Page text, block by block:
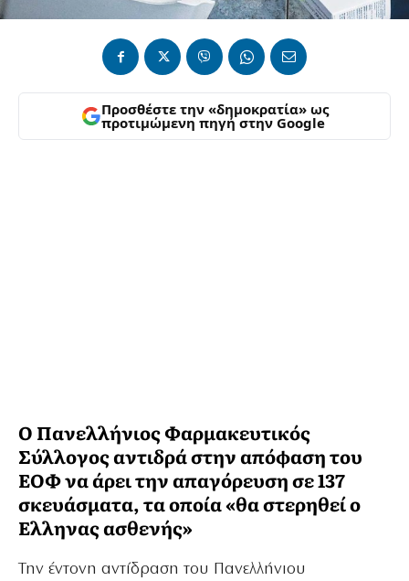
Προσθέστε την «δημοκρατία» ως
προτιμώμενη πηγή στην Google
Ο Πανελλήνιος Φαρμακευτικός
Σύλλογος αντιδρά στην απόφαση του
ΕΟΦ να άρει την απαγόρευση σε 137
σκευάσματα, τα οποία «θα στερηθεί ο
Ελληνας ασθενής»
Την έντονη αντίδραση του Πανελλήνιου